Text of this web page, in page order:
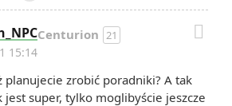
Centurion 21
15:14

planujecie zrobić poradniki? A tak
super, tylko moglibyście jeszcze